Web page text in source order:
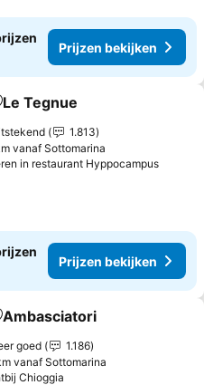
Prijzen bekijken
aan favorieten
Tegnue
1.813
vanaf Sottomarina
in restaurant Hyppocampus
Prijzen bekijken
aan favorieten
Ambasciatori
goed
1.186
vanaf Sottomarina
Chioggia